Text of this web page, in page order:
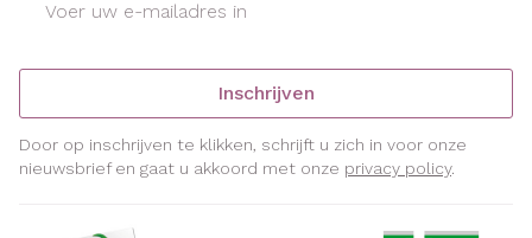
Inschrijven
Door op inschrijven te klikken, schrijft u zich in voor onze
nieuwsbrief en gaat u akkoord met onze privacy policy.